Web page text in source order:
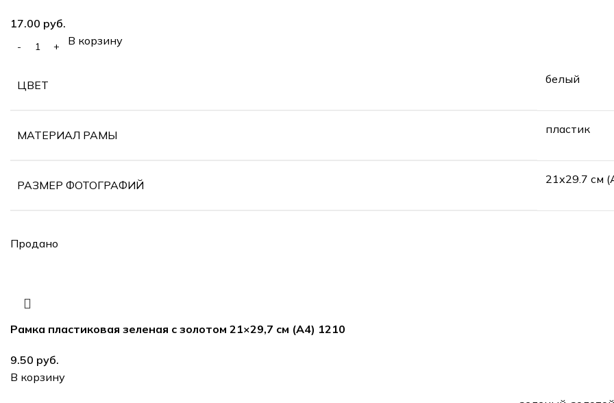
руб.
В корзину
ЦВЕТ белый
МАТЕРИАЛ РАМЫ пластик
РАЗМЕР ФОТОГРАФИЙ 21х29.7 см
Продано
Рамка пластиковая зеленая с золотом 21×29,7 см (А4) 1210
руб.
В корзину